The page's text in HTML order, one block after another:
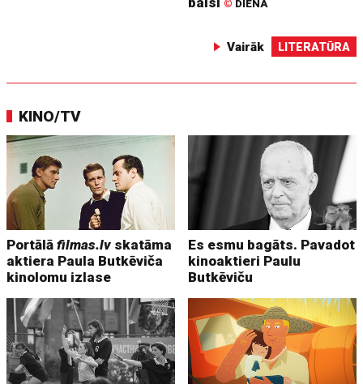
© DIENA
Vairāk LITERATŪRA
KINO/TV
Portālāfilmas.lv skatāma
aktiera Paula Butkēviča
kinolomu izlase
Es esmu bagāts. Pavadot
kinoaktieri Paulu
Butkēviču